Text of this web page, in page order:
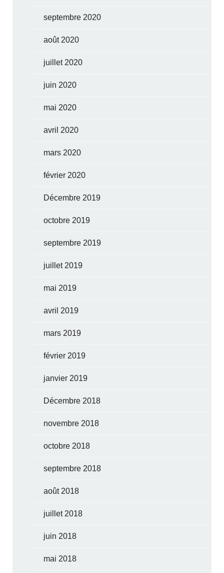
septembre 2020
août 2020
juillet 2020
juin 2020
mai 2020
avril 2020
mars 2020
février 2020
Décembre 2019
octobre 2019
septembre 2019
juillet 2019
mai 2019
avril 2019
mars 2019
février 2019
janvier 2019
Décembre 2018
novembre 2018
octobre 2018
septembre 2018
août 2018
juillet 2018
juin 2018
mai 2018